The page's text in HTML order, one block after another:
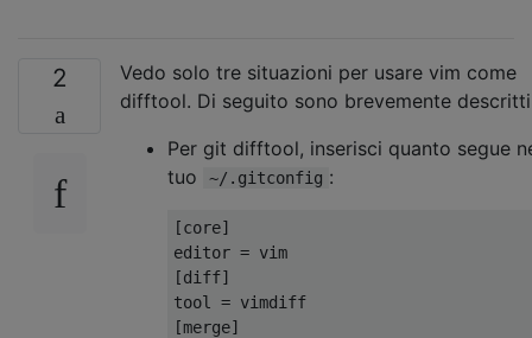
2
Vedo solo tre situazioni per usare vim come
difftool. Di seguito sono brevemente
Per git difftool, inserisci quanto segue
tuo
~/.gitconfig :
[core]
editor = vim
[diff]
tool = vimdiff
[merge]